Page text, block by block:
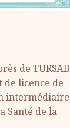
de TURSAB
de licence de
intermédiaire
Santé de la